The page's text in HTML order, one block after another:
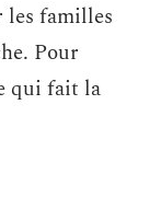
les familles
Pour
qui fait la